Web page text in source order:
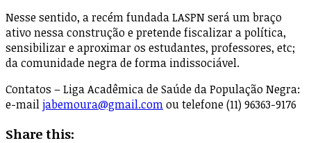
Nesse sentido, a recém fundada LASPN será um braço
ativo nessa construção e pretende fiscalizar a política,
sensibilizar e aproximar os estudantes, professores, etc;
da comunidade negra de forma indissociável.
Contatos – Liga Acadêmica de Saúde da População Negra:
e-mailjabemoura@gmail.comou telefone (11) 96363-9176
Share this: